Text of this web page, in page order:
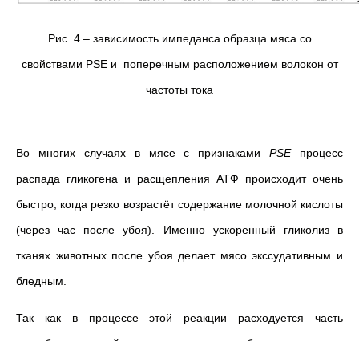
Рис. 4 – зависимость импеданса образца мяса со
свойствами PSE и поперечным расположением волокон от
частоты тока
Во многих случаях в мясе с признакамиPSEпроцесс
распада гликогена и расщепления АТФ происходит очень
быстро, когда резко возрастёт содержание молочной кислоты
(через час после убоя). Именно ускоренный гликолиз в
тканях животных после убоя делает мясо экссудативным и
бледным.
Так как в процессе этой реакции расходуется часть